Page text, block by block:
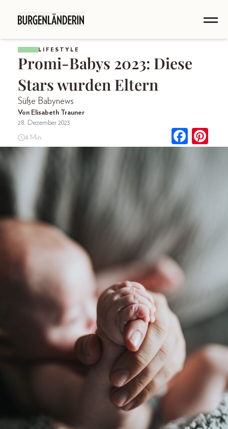
LIFESTYLE
Promi-Babys 2023: Diese
Stars wurden Eltern
Süße Babynews
Von Elisabeth Trauner
28. Dezember 2023
4 Min.